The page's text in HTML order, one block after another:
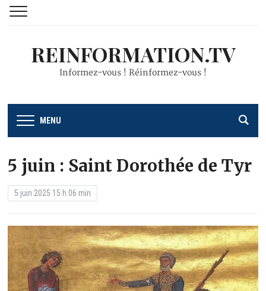
REINFORMATION.TV
Informez-vous ! Réinformez-vous !
MENU
5 juin : Saint Dorothée de Tyr
5 juin 2025 15 h 06 min